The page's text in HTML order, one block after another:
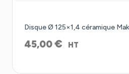
Disque Ø 125×1,4 céramique
45,00€ HT